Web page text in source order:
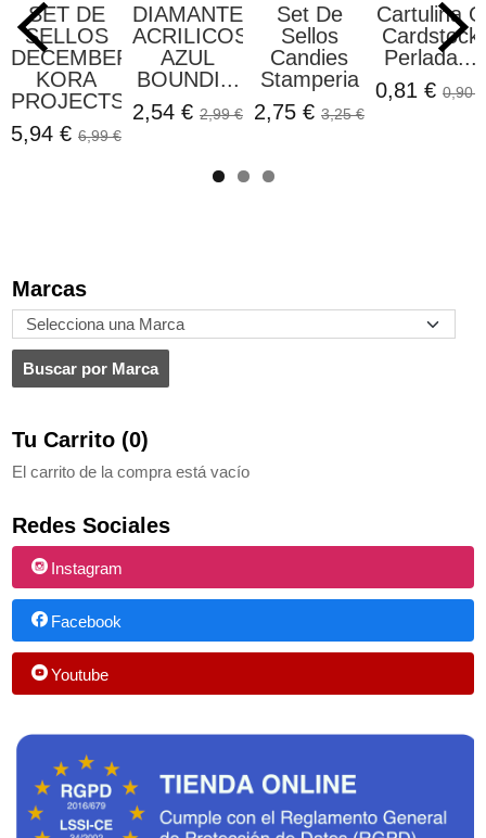
Marcas
Tu Carrito (0)
El carrito de la compra está vacío
Redes Sociales
Instagram
Facebook
Youtube
SET DE
SELLOS
DECEMBER
KORA
PROJECTS
5,94 € 6,99 €
DIAMANTES
ACRILICOS
AZUL
BOUNDI...
2,54 € 2,99 €
Set De
Sellos
Candies
Stamperia
2,75 € 3,25 €
Cartulina O
Cardstock
Perlada...
0,81 € 0,90 €